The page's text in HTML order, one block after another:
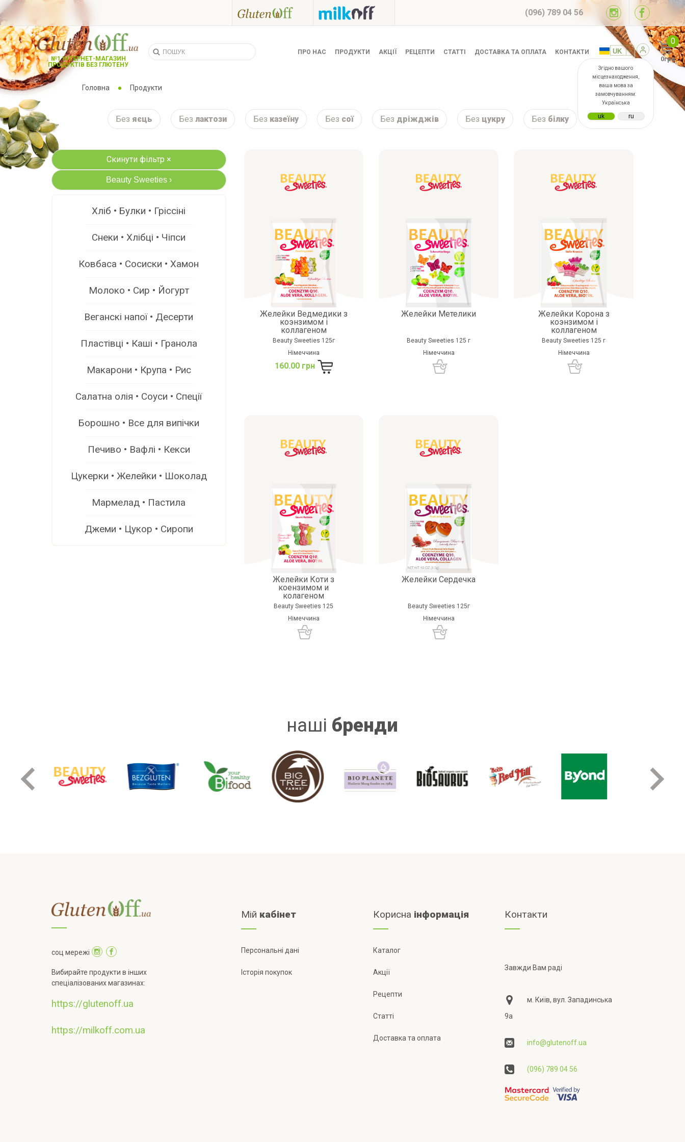
(096) 789 04 56
№1 ІНТЕРНЕТ-МАГАЗИН
ПРОДУКТІВ БЕЗ ГЛЮТЕНУ
ПРО НАС ПРОДУКТИ АКЦІЇ РЕЦЕПТИ СТАТТІ ДОСТАВКА ТА ОПЛАТА КОНТАКТИ
Згідно вашого
місцезнаходження,
ваша мова за
замовчуванням:
Українська
0
0грн
Головна Продукти
Без яєць Безлактози Без казеїну Без сої Без дріжджів Без цукру Без білку
Скинути фільтр ×
Beauty Sweeties ›
Хліб • Булки • Гріссіні
Снеки • Хлібці • Чіпси
Ковбаса • Сосиски • Хамон
Молоко • Сир • Йогурт
Веганскі напої • Десерти
Пластівці • Каші • Гранола
Макарони • Крупа • Рис
Салатна олія • Соуси • Спеції
Борошно • Все для випічки
Печиво • Вафлі • Кекси
Цукерки • Желейки • Шоколад
Мармелад • Пастила
Джеми • Цукор • Сиропи
Желейки Ведмедики з
коэнзимом і
коллагеном
Beauty Sweeties 125г
Німеччина
160.00 грн
Желейки Метелики
Beauty Sweeties 125 г
Німеччина
Желейки Корона з
коэнзимом і
коллагеном
Beauty Sweeties 125 г
Німеччина
Желейки Коти з
коензимом и
колагеном
Beauty Sweeties 125
Німеччина
Желейки Сердечка
Beauty Sweeties 125г
Німеччина
наші бренди
соц мережі
Вибирайте продукти в інших
спеціалізованих магазинах:
https://glutenoff.ua
https://milkoff.com.ua
Мій кабінет
Персональні дані
Історія покупок
Корисна інформація
Каталог
Акції
Рецепти
Статті
Доставка та оплата
Контакти
Завжди Вам раді
м. Київ, вул. Западинська
9а
info@glutenoff.ua
(096) 789 04 56